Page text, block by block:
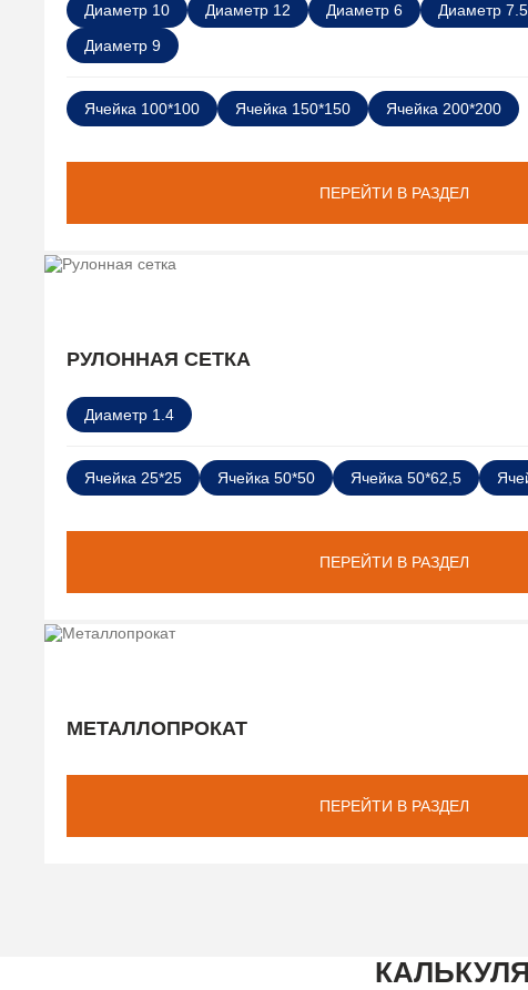
ПЕРЕЙТИ В РАЗДЕЛ
Диаметр 10 Диаметр 12 Диаметр 6 Диаметр 7.5
Диаметр 9
Ячейка 100*100 Ячейка 150*150 Ячейка 200*200
РУЛОННАЯ СЕТКА
ПЕРЕЙТИ В РАЗДЕЛ
Диаметр 1.4
Ячейка 25*25 Ячейка 50*50 Ячейка 50*62,5
МЕТАЛЛОПРОКАТ
ПЕРЕЙТИ В РАЗДЕЛ